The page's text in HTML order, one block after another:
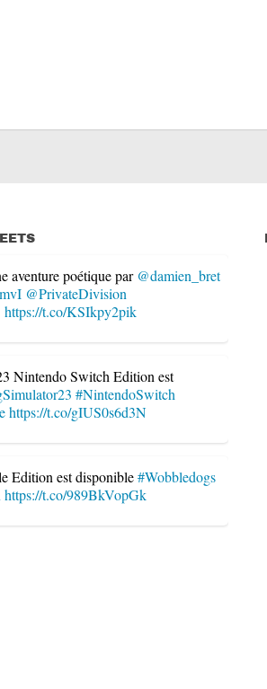
aventure poétique par @damien_bret
@PrivateDivision
https://t.co/KSIkpy2pik
Nintendo Switch Edition est
#NintendoSwitch
https://t.co/gIUS0s6d3N
Edition est disponible#Wobbledogs
https://t.co/989BkVopGk